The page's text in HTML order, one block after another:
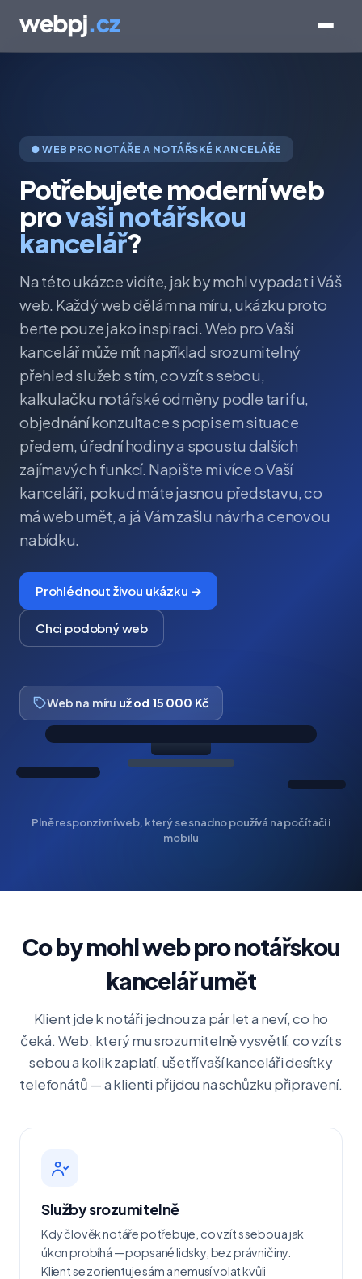
● WEB PRO NOTÁŘE A NOTÁŘSKÉ KANCELÁŘE
Potřebujete moderní web
provaši notářskou
kancelář?
Na této ukázce vidíte, jak by mohl vypadat i Váš
web. Každý web dělám na míru, ukázku proto
berte pouze jako inspiraci. Web pro Vaši
kancelář může mít například srozumitelný
přehled služeb s tím, co vzít s sebou,
kalkulačku notářské odměny podle tarifu,
objednání konzultace s popisem situace
předem, úřední hodiny a spoustu dalších
zajímavých funkcí. Napište mi více o Vaší
kanceláři, pokud máte jasnou představu, co
má web umět, a já Vám zašlu návrh a cenovou
nabídku.
Prohlédnout živou ukázku →
Chci podobný web
Web na míru už od 15 000 Kč
Plně responzivní web, který se snadno používá na počítači i
mobilu
Co by mohl web pro notářskou
kancelář umět
Klient jde k notáři jednou za pár let a neví, co ho
čeká. Web, který mu srozumitelně vysvětlí, co vzít s
sebou a kolik zaplatí, ušetří vaší kanceláři desítky
telefonátů — a klienti přijdou na schůzku připravení.
Služby srozumitelně
Kdy člověk notáře potřebuje, co vzít s sebou a jak
úkon probíhá — popsané lidsky, bez právničiny.
Klient se zorientuje sám a nemusí volat kvůli